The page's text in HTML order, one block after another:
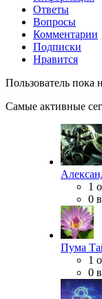
Ответы
Вопросы
Комментарии
Подписки
Нравится
Пользователь пока
Самые активные
1
0
Пума
1
0